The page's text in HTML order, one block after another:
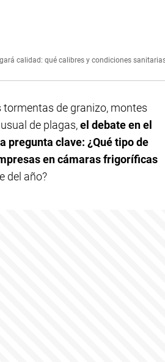
calidad: qué calibres y condiciones
de granizo, montes
de plagas,el debate en el
pregunta clave: ¿Qué tipo de
en cámaras frigoríficas
del año?